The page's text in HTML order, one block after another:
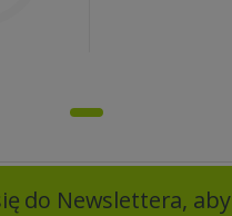
do Newslettera, aby